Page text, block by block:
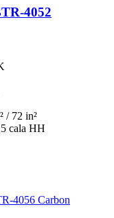
4052
/ 72 in²
cala HH